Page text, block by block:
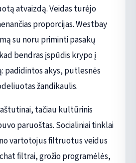
atvaizdą. Veidas turėjo
proporcijas. Westbay
su noru priminti pasakų
bendras įspūdis krypo į
padidintos akys, putlesnės
žandikaulis.
tačiau kultūrinis
paruoštas. Socialiniai tinklai
vartotojus filtruotus veidus
filtrai, grožio programėlės,